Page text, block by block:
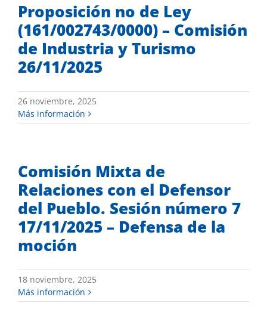
Proposición no de Ley
(161/002743/0000) – Comisión
de Industria y Turismo
26/11/2025
26 noviembre, 2025
Más información
Comisión Mixta de
Relaciones con el Defensor
del Pueblo. Sesión número 7
17/11/2025 – Defensa de la
moción
18 noviembre, 2025
Más información